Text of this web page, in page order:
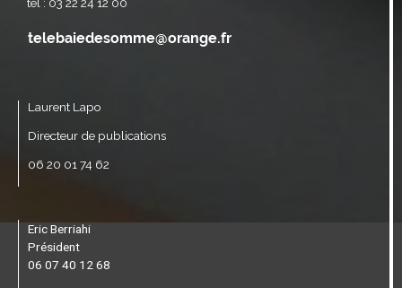
Laurent Lapo
Directeur de publications
06 20 01 74 62
Eric Berriahi
Président
06 07 40 12 68